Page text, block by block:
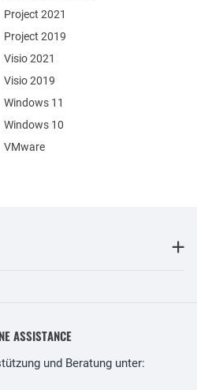
Project 2021
Project 2019
Visio 2021
Visio 2019
Windows 11
Windows 10
VMware
ASSISTANCE
und Beratung unter: